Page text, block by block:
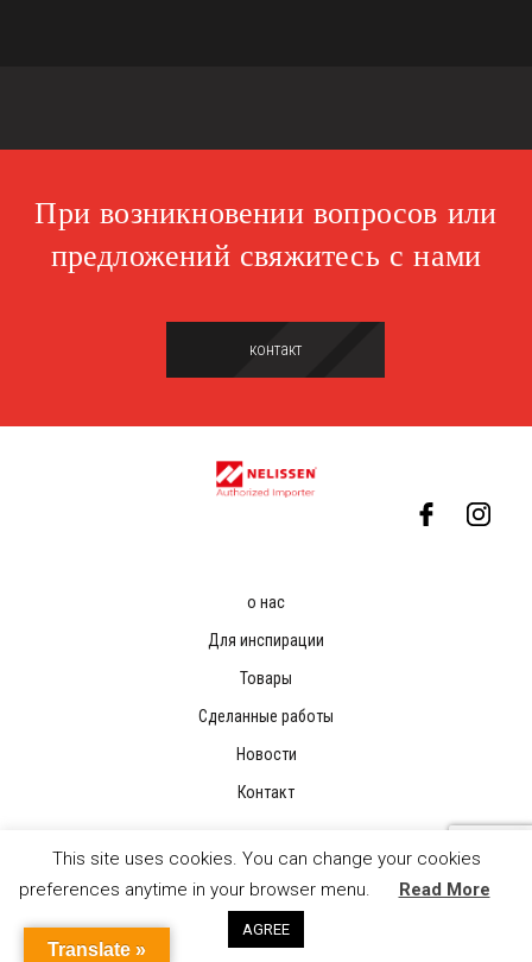
При возникновении вопросов или
предложений свяжитесь с нами
контакт
о нас
Для инспирации
Товары
Сделанные работы
Новости
Контакт
This site uses cookies. You can change your cookies
preferences anytime in your browser menu.
Read More
AGREE
Translate »